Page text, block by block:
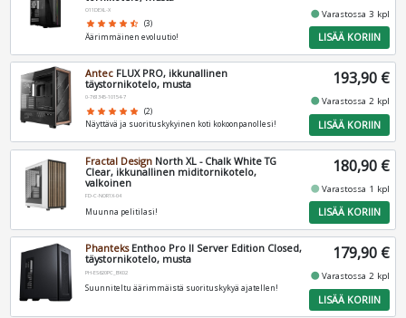
O11DEXL-X
star star star star star_half (3)
Äärimmäinen evoluutio!
fiber_manual_recordVarastossa 3 kpl
LISÄÄ KORIIN
Antec FLUX PRO, ikkunallinen
täystornikotelo, musta
0-761345-10154-7
star star star star star (2)
Näyttävä ja suorituskykyinen koti kokoonpanollesi!
193,90 €
fiber_manual_recordVarastossa 2 kpl
LISÄÄ KORIIN
Fractal Design North XL - Chalk White TG
Clear, ikkunallinen miditornikotelo,
valkoinen
FD-C-NOR1X-04
Muunna pelitilasi!
180,90 €
fiber_manual_recordVarastossa 1 kpl
LISÄÄ KORIIN
PhanteksEnthoo Pro II Server Edition Closed,
täystornikotelo, musta
PH-ES620PC_BK02
Suunniteltu äärimmäistä suorituskykyä ajatellen!
179,90 €
fiber_manual_recordVarastossa 2 kpl
LISÄÄ KORIIN